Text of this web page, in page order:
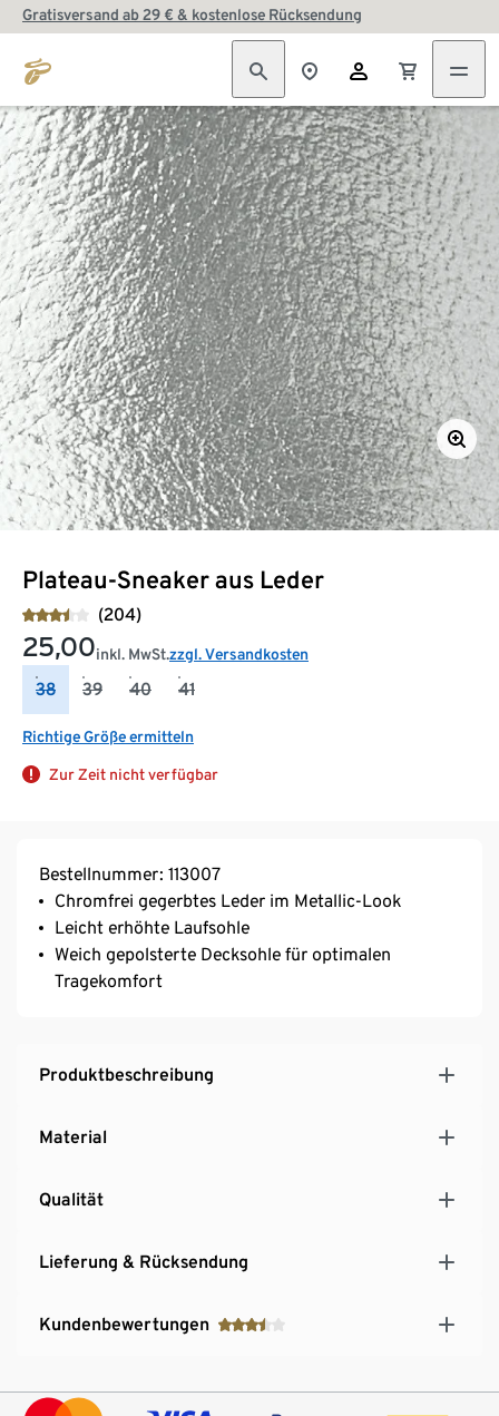
Gratisversand ab 29 € & kostenlose Rücksendung
Plateau-Sneaker aus Leder
(204)
25,00inkl. MwSt.zzgl. Versandkosten
38 39 40 41
Richtige Größe ermitteln
Zur Zeit nicht verfügbar
Bestellnummer: 113007
Chromfrei gegerbtes Leder im Metallic-Look
Leicht erhöhte Laufsohle
Weich gepolsterte Decksohle für optimalen
Tragekomfort
Produktbeschreibung
Material
Qualität
Lieferung & Rücksendung
Kundenbewertungen